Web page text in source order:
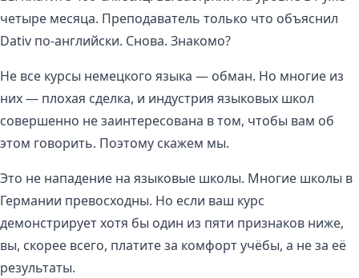
четыре месяца. Преподаватель только что объяснил
Dativ по-английски. Снова. Знакомо?
Не все курсы немецкого языка — обман. Но многие из
них — плохая сделка, и индустрия языковых школ
совершенно не заинтересована в том, чтобы вам об
этом говорить. Поэтому скажем мы.
Это не нападение на языковые школы. Многие школы в
Германии превосходны. Но если ваш курс
демонстрирует хотя бы один из пяти признаков ниже,
вы, скорее всего, платите за комфорт учёбы, а не за её
результаты.